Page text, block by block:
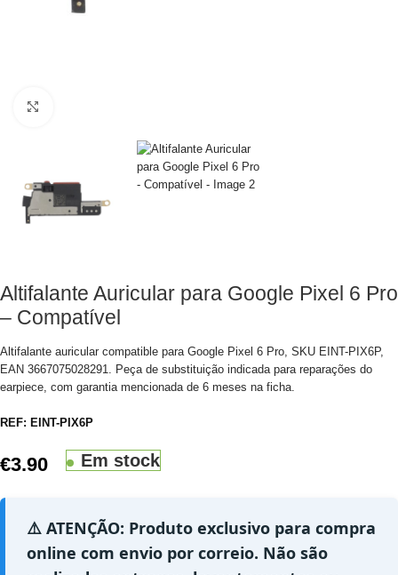
Altifalante Auricular para Google Pixel 6 Pro
– Compatível
Altifalante auricular compatible para Google Pixel 6 Pro, SKU EINT-PIX6P,
EAN 3667075028291. Peça de substituição indicada para reparações do
earpiece, com garantia mencionada de 6 meses na ficha.
REF: EINT-PIX6P
€3.90 Em stock
⚠️ ATENÇÃO: Produto exclusivo para compra
online com envio por correio. Não são